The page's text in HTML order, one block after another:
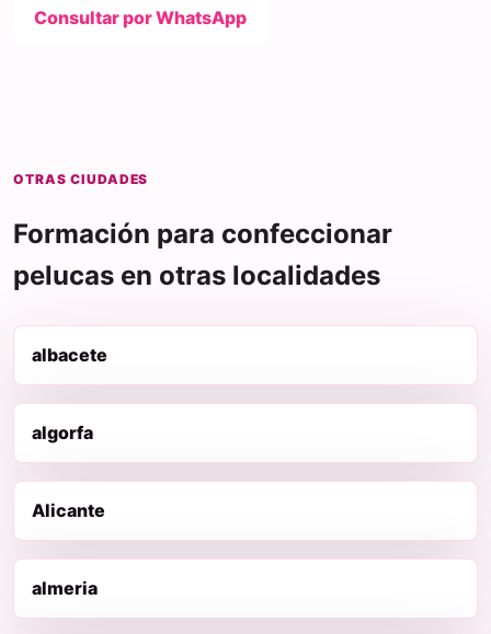
Consultar por WhatsApp
OTRAS CIUDADES
Formación para confeccionar
pelucas en otras localidades
albacete
algorfa
Alicante
almeria